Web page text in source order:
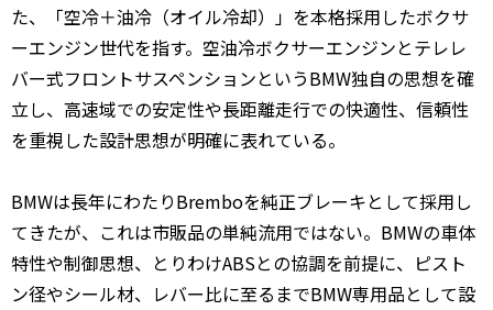
た、「空冷＋油冷（オイル冷却）」を本格採用したボクサ
ーエンジン世代を指す。空油冷ボクサーエンジンとテレレ
バー式フロントサスペンションというBMW独自の思想を確
立し、高速域での安定性や長距離走行での快適性、信頼性
を重視した設計思想が明確に表れている。
BMWは長年にわたりBremboを純正ブレーキとして採用し
てきたが、これは市販品の単純流用ではない。BMWの車体
特性や制御思想、とりわけABSとの協調を前提に、ピスト
ン径やシール材、レバー比に至るまでBMW専用品として設